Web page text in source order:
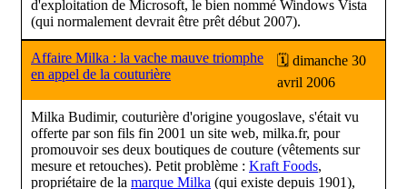
d'exploitation de Microsoft, le bien nommé Windows Vista
(qui normalement devrait être prêt début 2007).
Affaire Milka : la vache mauve triomphe
en appel de la couturière
🗓 dimanche 30
avril 2006
Milka Budimir, couturière d'origine yougoslave, s'était vu
offerte par son fils fin 2001 un site web, milka.fr, pour
promouvoir ses deux boutiques de couture (vêtements sur
mesure et retouches). Petit problème : Kraft Foods,
propriétaire de la marque Milka (qui existe depuis 1901),